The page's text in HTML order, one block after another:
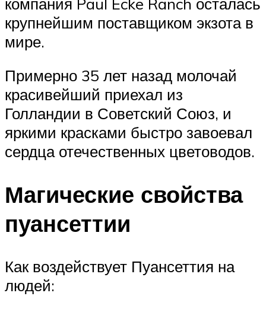
крупнейшим поставщиком экзота в
мире.
Примерно 35 лет назад молочай
красивейший приехал из
Голландии в Советский Союз, и
яркими красками быстро завоевал
сердца отечественных цветоводов.
Магические свойства
пуансеттии
Как воздействует Пуансеттия на
людей: